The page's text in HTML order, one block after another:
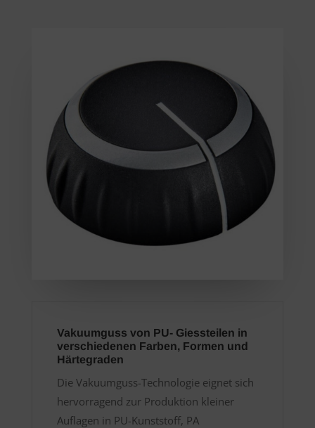
Vakuumguss von PU- Giessteilen in
verschiedenen Farben, Formen und
Härtegraden
Die Vakuumguss-Technologie eignet sich
hervorragend zur Produktion kleiner
Auflagen in PU-Kunststoff, PA